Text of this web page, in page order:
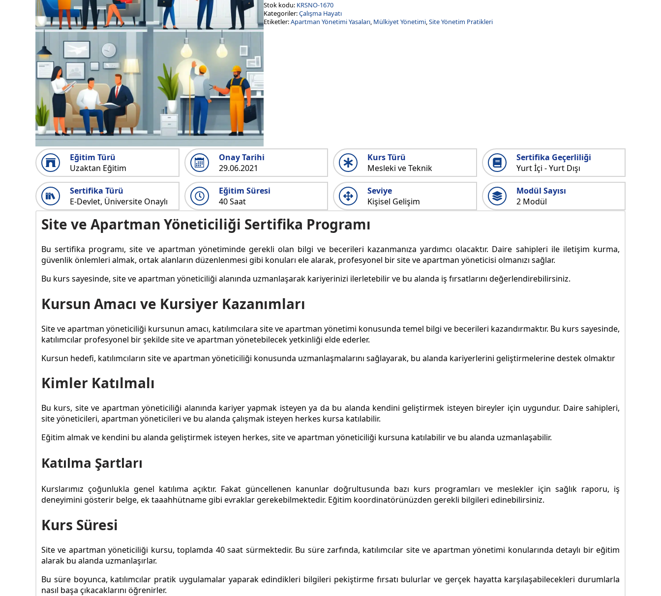
Stok kodu: KRSNO-1670
Kategoriler:Çalışma Hayatı
Etiketler:Apartman Yönetimi Yasaları, Mülkiyet Yönetimi,Site Yönetim Pratikleri
Eğitim Türü
Uzaktan Eğitim
Onay Tarihi
29.06.2021
Kurs Türü
Mesleki ve Teknik
Sertifika Geçerliliği
Yurt İçi - Yurt Dışı
Sertifika Türü
E-Devlet, Üniversite Onaylı
Eğitim Süresi
40 Saat
Seviye
Kişisel Gelişim
Modül Sayısı
2 Modül
Site ve Apartman Yöneticiliği Sertifika Programı
Bu sertifika programı, site ve apartman yönetiminde gerekli olan bilgi ve becerileri kazanmanıza yardımcı olacaktır. Daire sahipleri ile iletişim kurma,
güvenlik önlemleri almak, ortak alanların düzenlenmesi gibi konuları ele alarak, profesyonel bir site ve apartman yöneticisi olmanızı sağlar.
Bu kurs sayesinde, site ve apartman yöneticiliği alanında uzmanlaşarak kariyerinizi ilerletebilir ve bu alanda iş fırsatlarını değerlendirebilirsiniz.
Kursun Amacı ve Kursiyer Kazanımları
Site ve apartman yöneticiliği kursunun amacı, katılımcılara site ve apartman yönetimi konusunda temel bilgi ve becerileri kazandırmaktır. Bu kurs sayesinde,
katılımcılar profesyonel bir şekilde site ve apartman yönetebilecek yetkinliği elde ederler.
Kursun hedefi, katılımcıların site ve apartman yöneticiliği konusunda uzmanlaşmalarını sağlayarak, bu alanda kariyerlerini geliştirmelerine destek olmaktır
Kimler Katılmalı
Bu kurs, site ve apartman yöneticiliği alanında kariyer yapmak isteyen ya da bu alanda kendini geliştirmek isteyen bireyler için uygundur. Daire sahipleri,
site yöneticileri, apartman yöneticileri ve bu alanda çalışmak isteyen herkes kursa katılabilir.
Eğitim almak ve kendini bu alanda geliştirmek isteyen herkes, site ve apartman yöneticiliği kursuna katılabilir ve bu alanda uzmanlaşabilir.
Katılma Şartları
Kurslarımız çoğunlukla genel katılıma açıktır. Fakat güncellenen kanunlar doğrultusunda bazı kurs programları ve meslekler için sağlık raporu, iş
deneyimini gösterir belge, ek taaahhütname gibi evraklar gerekebilmektedir. Eğitim koordinatörünüzden gerekli bilgileri edinebilirsiniz.
Kurs Süresi
Site ve apartman yöneticiliği kursu, toplamda 40 saat sürmektedir. Bu süre zarfında, katılımcılar site ve apartman yönetimi konularında detaylı bir eğitim
alarak bu alanda uzmanlaşırlar.
Bu süre boyunca, katılımcılar pratik uygulamalar yaparak edindikleri bilgileri pekiştirme fırsatı bulurlar ve gerçek hayatta karşılaşabilecekleri durumlarla
nasıl başa çıkacaklarını öğrenirler.